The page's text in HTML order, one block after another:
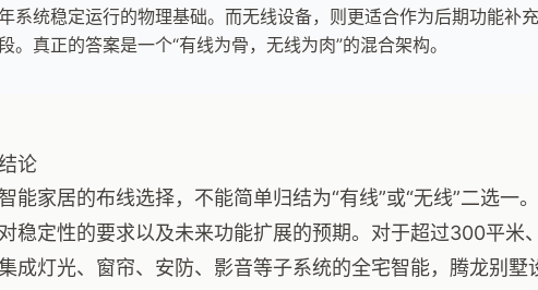
系统稳定运行的物理基础。而无线设备，则更适合作为后期功能补
。真正的答案是一个“有线为骨，无线为肉”的混合架构。
论
能家居的布线选择，不能简单归结为“有线”或“无线”二选一
稳定性的要求以及未来功能扩展的预期。对于超过300平米
成灯光、窗帘、安防、影音等子系统的全宅智能，腾龙别